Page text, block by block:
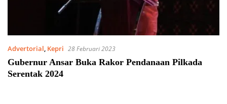
Advertorial, Kepri 28 Februari 2023
Gubernur Ansar Buka Rakor Pendanaan Pilkada
Serentak 2024